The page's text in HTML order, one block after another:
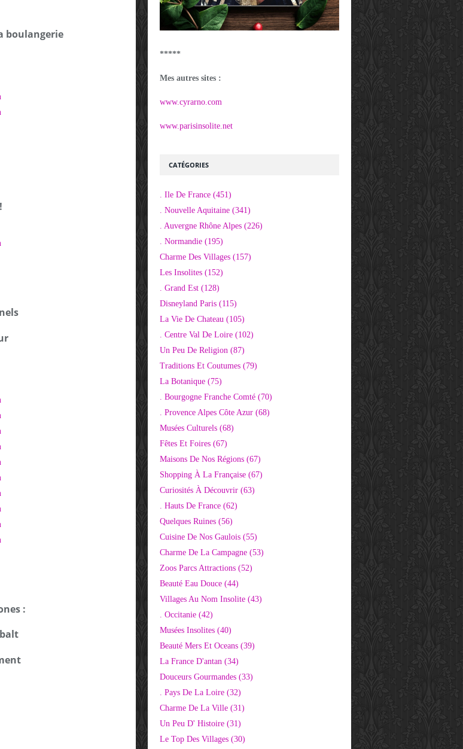
boulangerie
:
CATÉGORIES
. Ile De France (451)
. Nouvelle Aquitaine (341)
. Auvergne Rhône Alpes (226)
. Normandie (195)
Charme Des Villages (157)
Les Insolites (152)
. Grand Est (128)
Disneyland Paris (115)
La Vie De Chateau (105)
. Centre Val De Loire (102)
Un Peu De Religion (87)
Traditions Et Coutumes (79)
La Botanique (75)
. Bourgogne Franche Comté (70)
. Provence Alpes Côte Azur (68)
Musées Culturels (68)
Fêtes Et Foires (67)
Maisons De Nos Régions (67)
Shopping À La Française (67)
Curiosités À Découvrir (63)
. Hauts De France (62)
Quelques Ruines (56)
Cuisine De Nos Gaulois (55)
Charme De La Campagne (53)
Zoos Parcs Attractions (52)
Beauté Eau Douce (44)
Villages Au Nom Insolite (43)
. Occitanie (42)
Musées Insolites (40)
Beauté Mers Et Oceans (39)
La France D'antan (34)
Douceurs Gourmandes (33)
. Pays De La Loire (32)
Charme De La Ville (31)
Un Peu D' Histoire (31)
Le Top Des Villages (30)
*****
Mes autres sites :
www.cyrarno.com
www.parisinsolite.net